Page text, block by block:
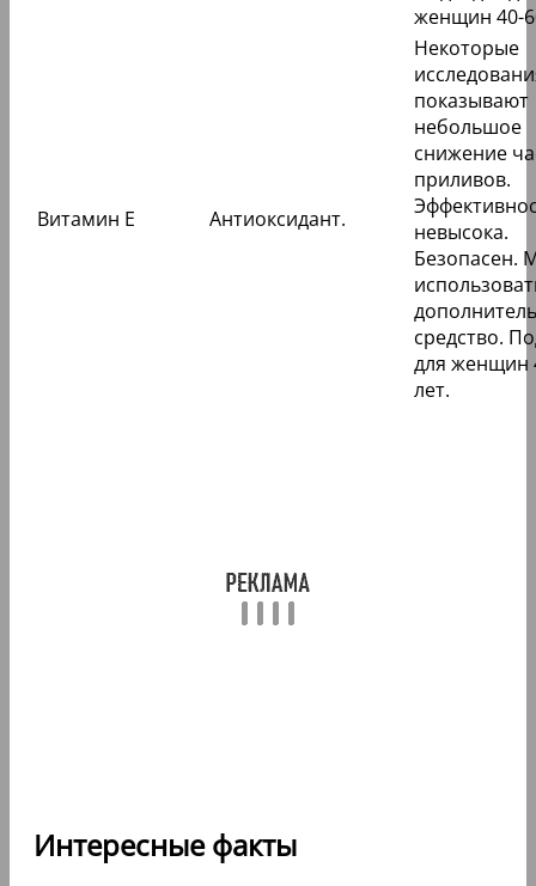
женщин 40-
Витамин Е Антиоксидант.
Некоторые
показывают
небольшое
снижение
приливов.
невысока.
Безопасен.
средство.
для женщин
лет.
Интересные факты